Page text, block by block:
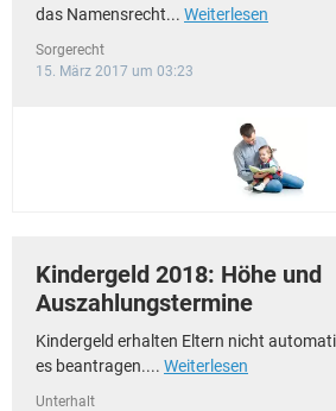
das Namensrecht... Weiterlesen
Sorgerecht
15. März 2017 um 03:23
Kindergeld 2018: Höhe und
Auszahlungstermine
Kindergeld erhalten Eltern nicht
es beantragen.... Weiterlesen
Unterhalt